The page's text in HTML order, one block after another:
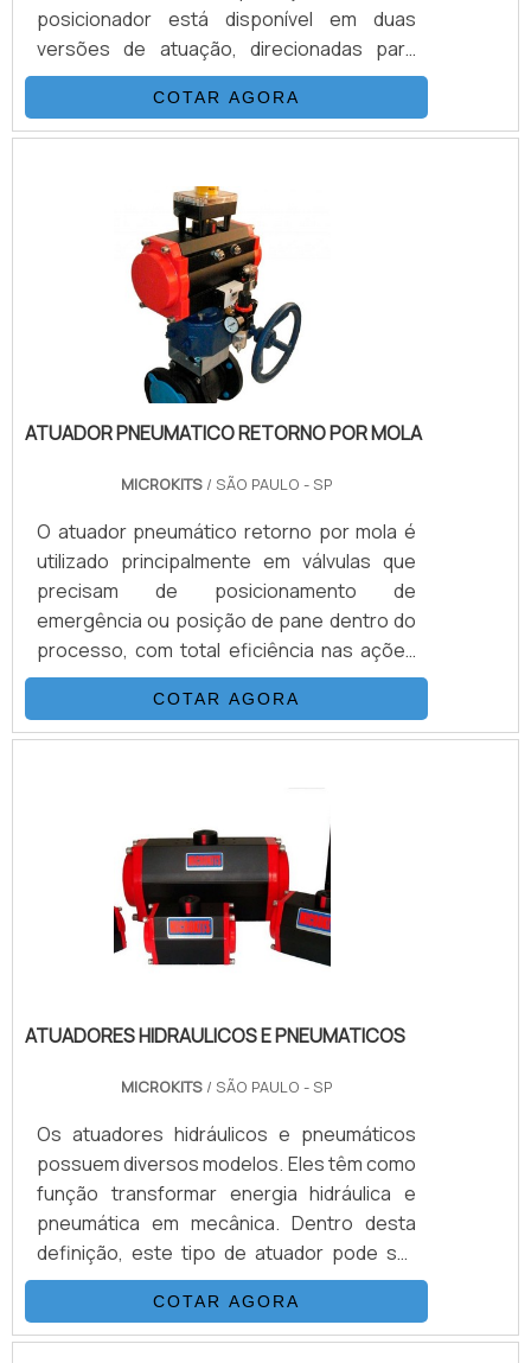
posicionador está disponível em duas
versões de atuação, direcionadas para
linear e rotativos. A função do posicionador
é ajustar uma válvula pneumática para
deter o controle, assim, sendo capaz de
proporcionalmente a abertura e o
fechamento. O modelo rotativo é capaz de
ter sua ação completa de deslocamento
quando elevado a um sinal de 20 mA, o que
COTAR AGORA
ATUADOR PNEUMATICO RETORNO POR MOLA
MICROKITS/ SÃO PAULO - SP
O atuador pneumático retorno por mola é
utilizado principalmente em válvulas que
precisam de posicionamento de
emergência ou posição de pane dentro do
processo, com total eficiência nas ações
de forma rápida e segura. Este modelo de
atuador possui molas embutidas em vãos
instalados no interior do equipamento. A
comprimido como em modelos
convencionais. INFORMAÇÕES
IMPORTANTESO modelo padrão de atuador
pneumático é fabri.
COTAR AGORA
ATUADORES HIDRAULICOS E PNEUMATICOS
MICROKITS/ SÃO PAULO - SP
Os atuadores hidráulicos e pneumáticos
possuem diversos modelos. Eles têm como
função transformar energia hidráulica e
pneumática em mecânica. Dentro desta
definição, este tipo de atuador pode ser
aplicado em cilindros (que convertem a
energia de maneira linear) ou mesmo os
atuadores rotativos (que concentram a
COTAR AGORA